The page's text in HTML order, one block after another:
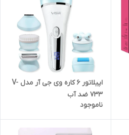
اپیلاتور ۶ کاره وی جی آر مدل V-
733 ضد آب
ناموجود